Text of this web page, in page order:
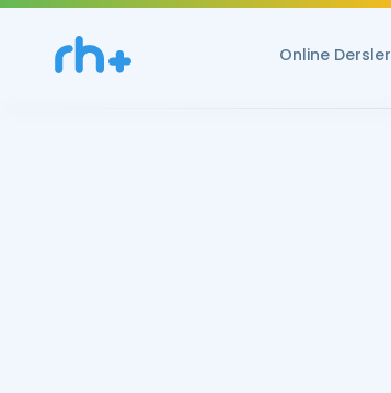
Online Dersler